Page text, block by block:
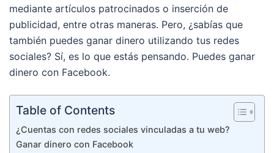
mediante artículos patrocinados o inserción de
publicidad, entre otras maneras. Pero, ¿sabías que
también puedes ganar dinero utilizando tus redes
sociales? Sí, es lo que estás pensando. Puedes ganar
dinero con Facebook.
Table of Contents
¿Cuentas con redes sociales vinculadas a tu web?
Ganar dinero con Facebook